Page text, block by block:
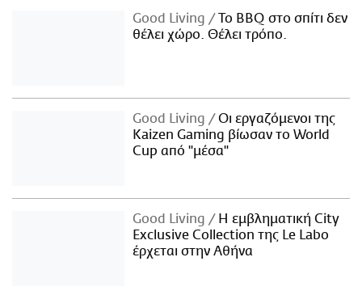
Good Living
Το BBQ στο σπίτι δεν
θέλει χώρο. Θέλει τρόπο.
Good Living
Οι εργαζόμενοι της
Kaizen Gaming βίωσαν το World
Cup από "μέσα"
Good Living
Η εμβληματική City
Exclusive Collection της Le Labo
έρχεται στην Αθήνα